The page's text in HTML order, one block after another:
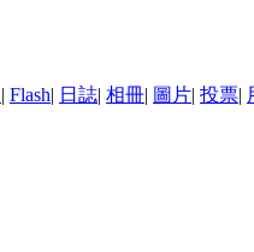
| Flash| 日誌| 相冊| 圖片| 投票|